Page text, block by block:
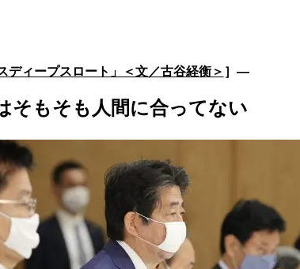
ディープスロート」＜文／古谷経衡＞ ］―
そもそも人間に合ってない